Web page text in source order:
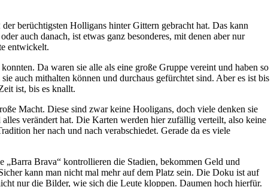
berüchtigsten Holligans hinter Gittern gebracht hat. Das kann
auch danach, ist etwas ganz besonderes, mit denen aber nur
entwickelt.
Da waren sie alle als eine große Gruppe vereint und haben so
auch mithalten können und durchaus gefürchtet sind. Aber es ist bis
ist, bis es knallt.
Macht. Diese sind zwar keine Hooligans, doch viele denken sie
verändert hat. Die Karten werden hier zufällig verteilt, also keine
her nach und nach verabschiedet. Gerade da es viele
„Barra Brava“ kontrollieren die Stadien, bekommen Geld und
kann man nicht mal mehr auf dem Platz sein. Die Doku ist auf
nur die Bilder, wie sich die Leute kloppen. Daumen hoch hierfür.